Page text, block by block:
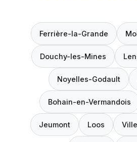
Ferrière-la-Grande
Douchy-les-Mines
Noyelles-Godault
Bohain-en-Vermandois
Jeumont Loos